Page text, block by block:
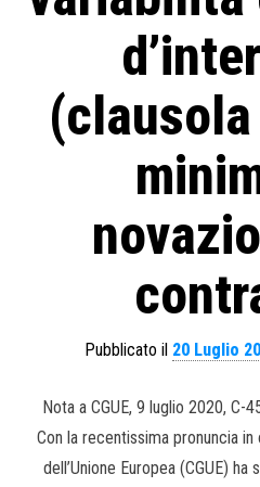
Pubblicato il 20 Luglio
Nota a CGUE, 9 luglio 2020,
Con la recentissima pronuncia
dell’Unione Europea (CGUE)